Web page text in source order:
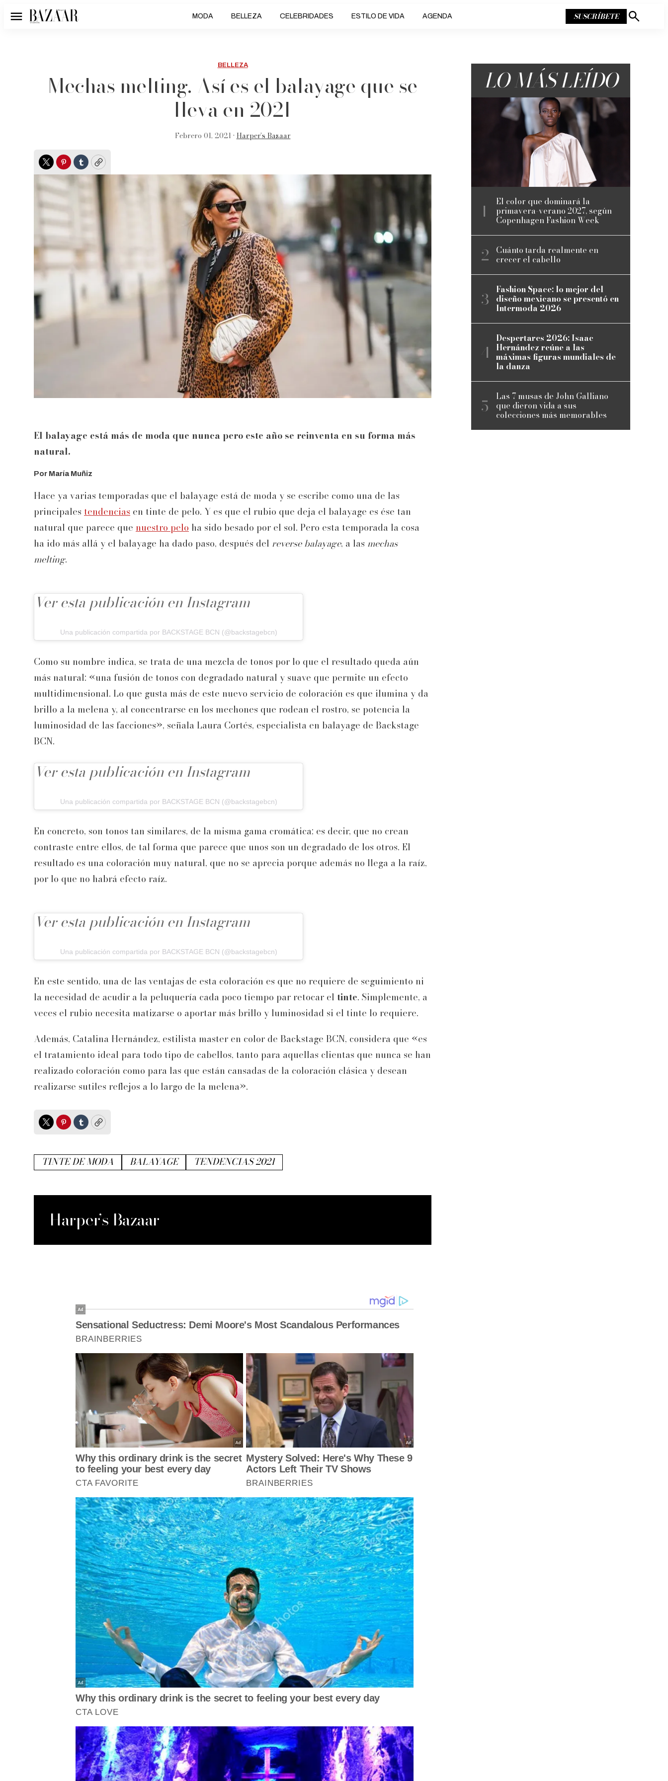
Menú MODA BELLEZA CELEBRIDADES ESTILO DE VIDA AGENDA SUSCRÍBETE
Mostrar
BELLEZA
Mechas melting. Así es el balayage que se
lleva en 2021
Febrero 01, 2021 • Harper’s Bazaar
TwitterPinterest
TumblrCopy
El balayage está más de moda que nunca pero este año se reinventa en su forma más
natural.
Por María Muñiz
Hace ya varias temporadas que el balayage está de moda y se escribe como una de las
principales tendencias en tinte de pelo. Y es que el rubio que deja el balayage es ése tan
natural que parece que nuestro pelo ha sido besado por el sol. Pero esta temporada la cosa
ha ido más allá y el balayage ha dado paso, después del reverse balayage, a las mechas
melting.
Ver esta publicación en Instagram
Una publicación compartida por BACKSTAGE BCN (@backstagebcn)
Como su nombre indica, se trata de una mezcla de tonos por lo que el resultado queda aún
más natural: «una fusión de tonos con degradado natural y suave que permite un efecto
multidimensional. Lo que gusta más de este nuevo servicio de coloración es que ilumina y da
brillo a la melena y, al concentrarse en los mechones que rodean el rostro, se potencia la
luminosidad de las facciones», señala Laura Cortés, especialista en balayage de Backstage
BCN.
Ver esta publicación en Instagram
Una publicación compartida por BACKSTAGE BCN (@backstagebcn)
En concreto, son tonos tan similares, de la misma gama cromática; es decir, que no crean
contraste entre ellos, de tal forma que parece que unos son un degradado de los otros. El
resultado es una coloración muy natural, que no se aprecia porque además no llega a la raíz,
por lo que no habrá efecto raíz.
Ver esta publicación en Instagram
Una publicación compartida por BACKSTAGE BCN (@backstagebcn)
En este sentido, una de las ventajas de esta coloración es que no requiere de seguimiento ni
la necesidad de acudir a la peluquería cada poco tiempo par retocar el tinte. Simplemente, a
veces el rubio necesita matizarse o aportar más brillo y luminosidad si el tinte lo requiere.
Además, Catalina Hernández, estilista master en color de Backstage BCN, considera que «es
el tratamiento ideal para todo tipo de cabellos, tanto para aquellas clientas que nunca se han
realizado coloración como para las que están cansadas de la coloración clásica y desean
realizarse sutiles reflejos a lo largo de la melena».
TwitterPinterest
TumblrCopy
TINTE DE MODA BALAYAGE TENDENCIAS 2021
Harper’s Bazaar
LO MÁS LEÍDO
El color que dominará la
primavera-verano 2027, según
Copenhagen Fashion Week
Cuánto tarda realmente en
crecer el cabello
Fashion Space: lo mejor del
diseño mexicano se presentó en
Intermoda 2026
Despertares 2026: Isaac
Hernández reúne a las
máximas figuras mundiales de
la danza
Las 7 musas de John Galliano
que dieron vida a sus
colecciones más memorables